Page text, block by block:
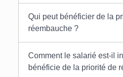
Qui peut bénéficier de la
réembauche ?
Comment le salarié est-il
bénéficie de la priorité de